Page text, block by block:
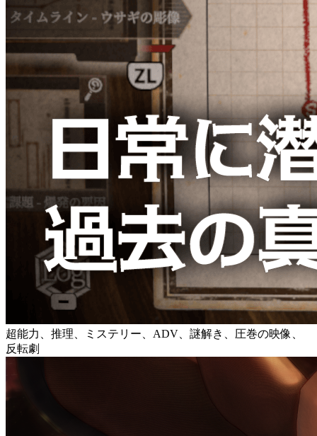
超能力、推理、ミステリー、ADV、謎解き、圧巻の映像、
反転劇